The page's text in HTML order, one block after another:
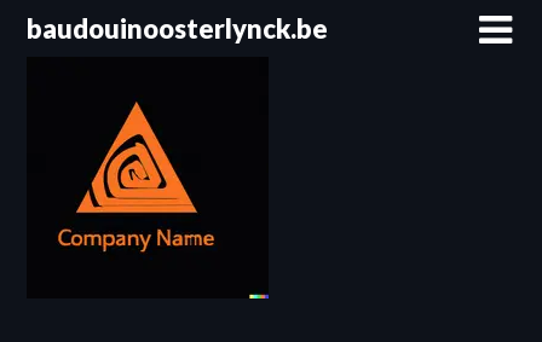
Passerbaudouinoosterlynck.be